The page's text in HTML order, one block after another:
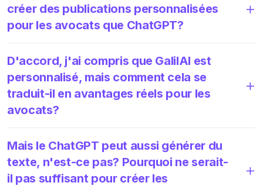
créer des publications personnalisées
pour les avocats que ChatGPT?
D'accord, j'ai compris que GalilAI est
personnalisé, mais comment cela se
traduit-il en avantages réels pour les
avocats?
Mais le ChatGPT peut aussi générer du
texte, n'est-ce pas? Pourquoi ne serait-
il pas suffisant pour créer les